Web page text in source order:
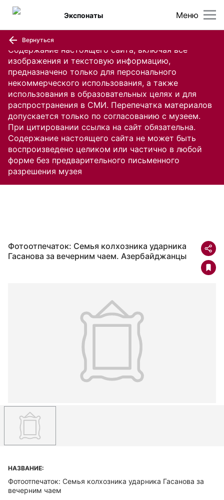
Содержание настоящего сайта, включая все
изображения и текстовую информацию,
предназначено только для персонального
некоммерческого использования, а также
использования в образовательных целях и для
распространения в СМИ. Перепечатка материалов
допускается только по согласованию с музеем.
При цитировании ссылка на сайт обязательна.
Содержание настоящего сайта не может быть
воспроизведено целиком или частично в любой
форме без предварительного письменного
разрешения музея
Меню
Экспонаты
Вернуться
Фотоотпечаток: Семья колхозника ударника
Гасанова за вечерним чаем. Азербайджанцы
НАЗВАНИЕ:
Фотоотпечаток: Семья колхозника ударника Гасанова за
вечерним чаем